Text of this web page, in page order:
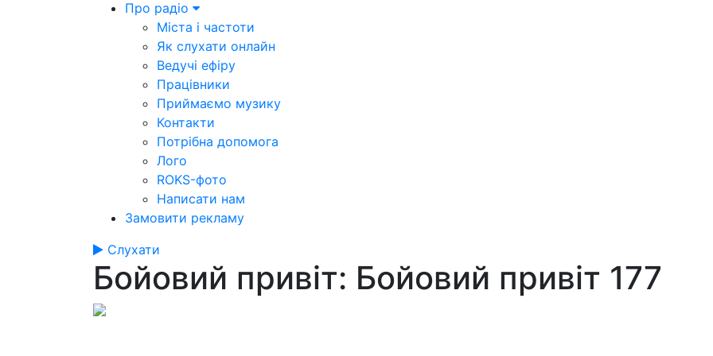
Про радіо
Міста і частоти
Як слухати онлайн
Ведучі ефіру
Працівники
Приймаємо музику
Контакти
Потрібна допомога
Лого
ROKS-фото
Написати нам
Замовити рекламу
Слухати
Бойовий привіт: Бойовий привіт 177